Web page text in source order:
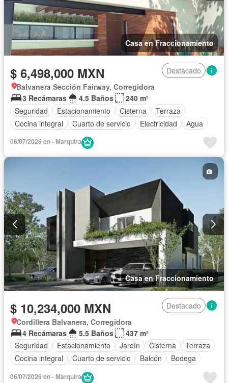
Casa en Fraccionamiento
$ 6,498,000 MXN
Destacado
Balvanera Sección Fairway, Corregidora
3 Recámaras
4.5 Baños
240 m²
Seguridad
Estacionamiento Cisterna
Terraza
Cocina integral
Cuarto de servicio Electricidad
Agua
Caseta de vigilancia
06/07/2026 en - Marquira
Casa en Fraccionamiento
$ 10,234,000 MXN
Destacado
Cordillera Balvanera, Corregidora
4 Recámaras
5.5 Baños
437 m²
Seguridad
Estacionamiento Jardín Cisterna
Terraza
Cocina integral
Cuarto de servicio Balcón
Bodega
Asador
06/07/2026 en - Marquira